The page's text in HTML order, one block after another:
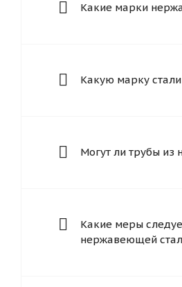
Какие марки
Какую марку
Могут ли трубы из
Какие меры
нержавеющей